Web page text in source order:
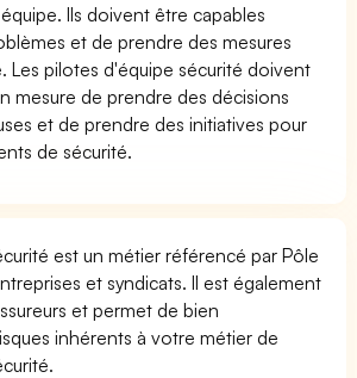
Ils doivent être capables
et de prendre des mesures
Les pilotes d'équipe sécurité doivent
mesure de prendre des décisions
et de prendre des initiatives pour
de sécurité.
est un métier référencé par Pôle
et syndicats. Il est également
et permet de bien
inhérents à votre métier de